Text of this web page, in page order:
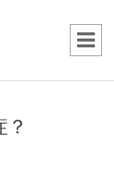
？